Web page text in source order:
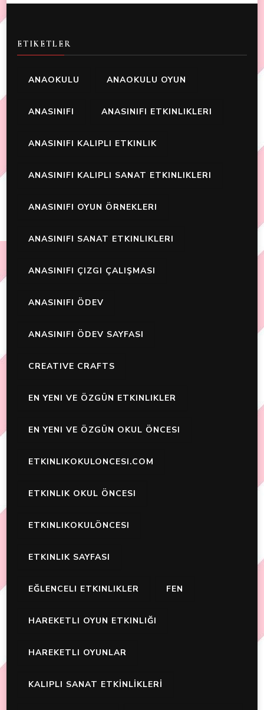
ETIKETLER
ANAOKULU ANAOKULU OYUN
ANASINIFI ANASINIFI ETKINLIKLERI
ANASINIFI KALIPLI ETKINLIK
ANASINIFI KALIPLI SANAT ETKINLIKLERI
ANASINIFI OYUN ÖRNEKLERI
ANASINIFI SANAT ETKINLIKLERI
ANASINIFI ÇIZGI ÇALIŞMASI
ANASINIFI ÖDEV
ANASINIFI ÖDEV SAYFASI
CREATIVE CRAFTS
EN YENI VE ÖZGÜN ETKINLIKLER
EN YENI VE ÖZGÜN OKUL ÖNCESI
ETKINLIKOKULONCESI.COM
ETKINLIK OKUL ÖNCESI
ETKINLIKOKULÖNCESI
ETKINLIK SAYFASI
EĞLENCELI ETKINLIKLER FEN
HAREKETLI OYUN ETKINLIĞI
HAREKETLI OYUNLAR
KALIPLI SANAT ETKİNLİKLERİ